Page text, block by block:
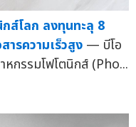
ส์โลก ลงทุนทะลุ 8
รความเร็วสูง — บีโอ
หกรรมโฟโตนิกส์ (Pho...